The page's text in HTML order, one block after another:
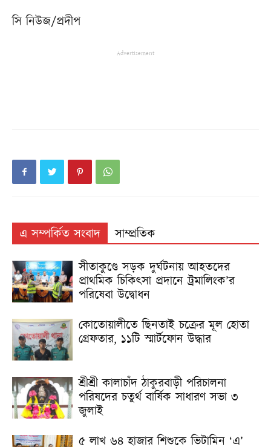
সি নিউজ/প্রদীপ
Advertisement
এ সম্পর্কিত সংবাদ
সাম্প্রতিক
সীতাকুণ্ডে সড়ক দুর্ঘটনায় আহতদের
প্রাথমিক চিকিৎসা প্রদানে ট্রমালিংক’র
পরিষেবা উদ্বোধন
কোতোয়ালীতে ছিনতাই চক্রের মূল হোতা
গ্রেফতার, ১১টি স্মার্টফোন উদ্ধার
শ্রীশ্রী কালাচাঁদ ঠাকুরবাড়ী পরিচালনা
পরিষদের চতুর্থ বার্ষিক সাধারণ সভা ৩
জুলাই
৫ লাখ ৬৪ হাজার শিশুকে ভিটামিন ‘এ’